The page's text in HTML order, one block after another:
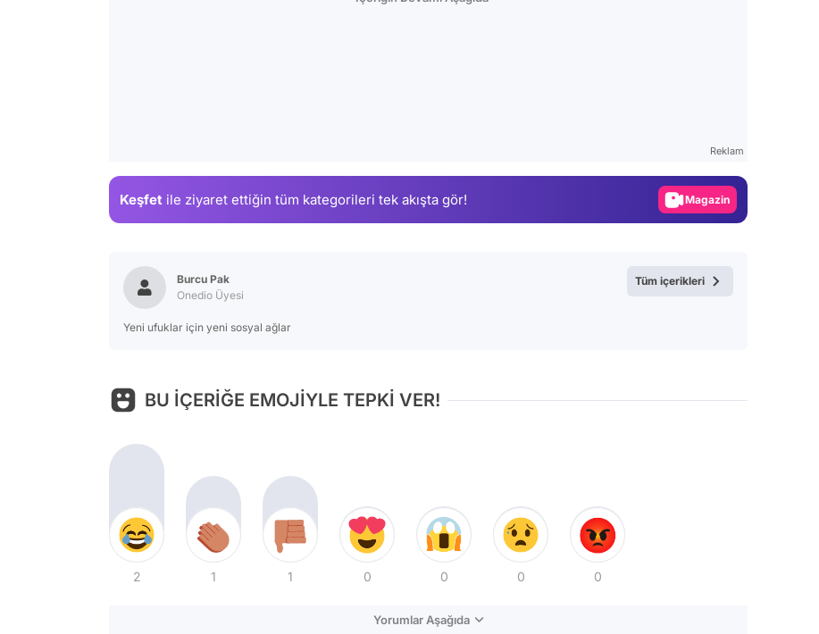
Reklam
Keşfet ile ziyaret ettiğin tüm kategorileri tek akışta gör! Magazin
Burcu Pak
Onedio Üyesi
Yeni ufuklar için yeni sosyal ağlar
Tüm içerikleri
BU İÇERİĞE EMOJİYLE TEPKİ VER!
2 1 1 0 0 0 0
Yorumlar Aşağıda